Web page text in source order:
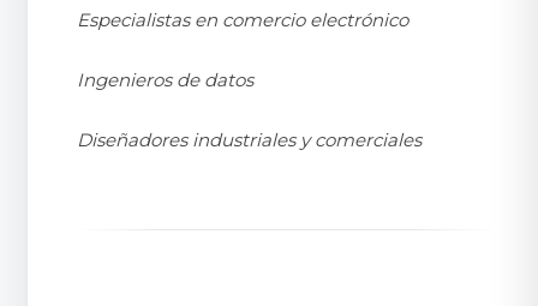
Especialistas en comercio electrónico
Ingenieros de datos
Diseñadores industriales y comerciales